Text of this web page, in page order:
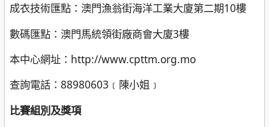
成衣技術匯點：澳門漁翁街海洋工業大廈第二期10樓
數碼匯點：澳門馬統領街廠商會大廈3樓
本中心網址：http://www.cpttm.org.mo
查詢電話：88980603﹝陳小姐﹞
比賽組別及獎項